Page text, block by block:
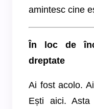
amintesc cine
În loc de
dreptate
Ai fost acolo.
Ești aici.